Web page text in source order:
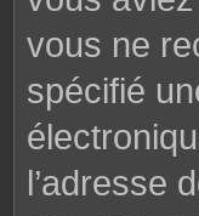
vous ne
spécifié
l’adresse